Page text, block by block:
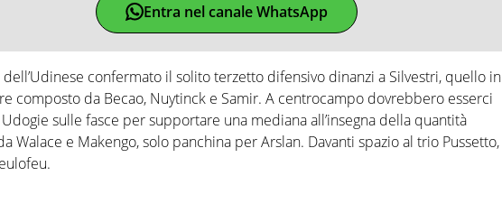
Entra nel canale WhatsApp
dell’Udinese confermato il solito terzetto difensivo dinanzi a Silvestri, quello in
composto da Becao, Nuytinck e Samir. A centrocampo dovrebbero esserci
sulle fasce per supportare una mediana all’insegna della quantità
Walace e Makengo, solo panchina per Arslan. Davanti spazio al trio Pussetto,